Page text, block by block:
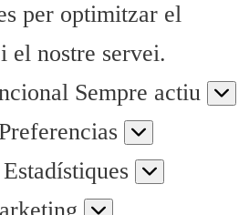
per optimitzar el
el nostre servei.
Sempre actiu
Estadístiques